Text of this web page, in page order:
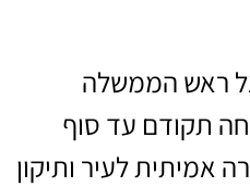
ראש הממשלה
תקודם עד סוף
אמיתית לעיר ותיקון